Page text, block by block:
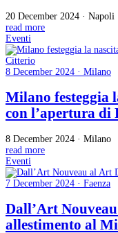
20 December 2024 · Napoli
read more
Eventi
8 December 2024 · Milano
Milano festeggia
con l’apertura di
8 December 2024 · Milano
read more
Eventi
7 December 2024 · Faenza
Dall’Art
allestimento al